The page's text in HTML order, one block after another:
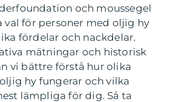
och moussegel
val för personer med oljig hy
fördelar och nackdelar.
mätningar och historisk
vi bättre förstå hur olika
hy fungerar och vilka
lämpliga för dig. Så ta